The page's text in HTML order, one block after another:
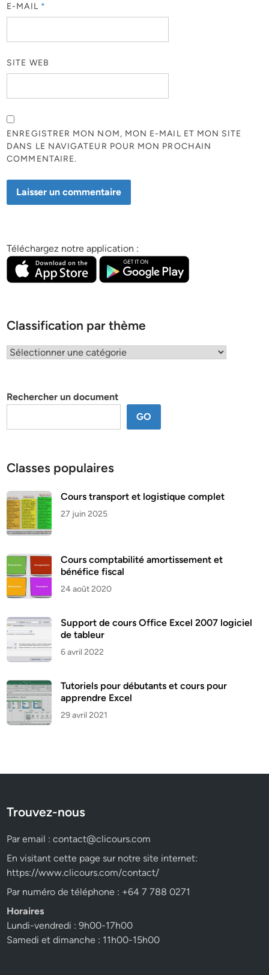
E-MAIL *
SITE WEB
ENREGISTRER MON NOM, MON E-MAIL ET MON SITE
DANS LE NAVIGATEUR POUR MON PROCHAIN
COMMENTAIRE.
Téléchargez notre application :
Classification par thème
Classification
Rechercher un document
GO
Classes populaires
Cours transport et logistique complet
27 juin 2025
Cours comptabilité amortissement et
bénéfice fiscal
24 août 2020
Support de cours Office Excel 2007 logiciel
de tableur
6 avril 2022
Tutoriels pour débutants et cours pour
apprendre Excel
29 avril 2021
Trouvez-nous
Par email :contact@clicours.com
En visitant cette page sur notre site internet:
https://www.clicours.com/contact/
Par numéro de téléphone : +64 7 788 0271
Horaires
Lundi-vendredi : 9h00-17h00
Samedi et dimanche : 11h00-15h00